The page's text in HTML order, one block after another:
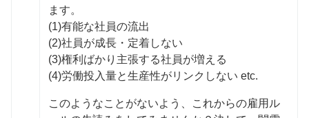
ます。
(1)有能な社員の流出
(2)社員が成長・定着しない
(3)権利ばかり主張する社員が増える
(4)労働投入量と生産性がリンクしない etc.
このようなことがないよう、これからの雇用ル